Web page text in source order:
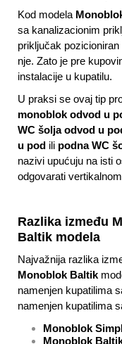
Kod modela
sa kanalizacionim
priključak
nje. Zato je pre
instalacije u kupatilu.
U praksi se ovaj tip
monoblok odvod u
WC šolja odvod u
u pod ili podna WC
nazivi upućuju na isti
odgovarati
Razlika između
Baltik modela
Najvažnija razlika
Monoblok Baltik
namenjen kupatilima
namenjen kupatilima
Monoblok
Monoblok